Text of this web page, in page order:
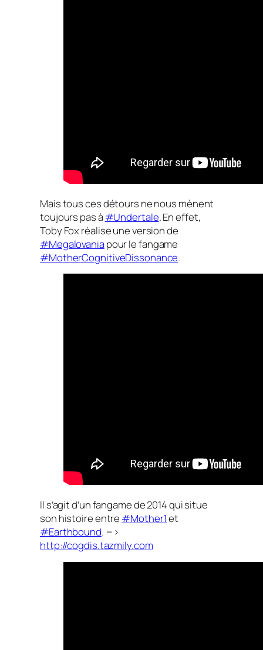
Mais tous ces détours ne nous mènent
toujours pas à#Undertale. En effet,
Toby Fox réalise une version de
#Megalovaniapour le fangame
#MotherCognitiveDissonance.
Il s’agit d’un fangame de 2014 qui situe
son histoire entre #Mother1et
#Earthbound. =>
http://cogdis.tazmily.com